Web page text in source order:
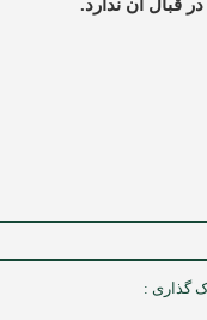
قبال آن ندارد.
گذاری :